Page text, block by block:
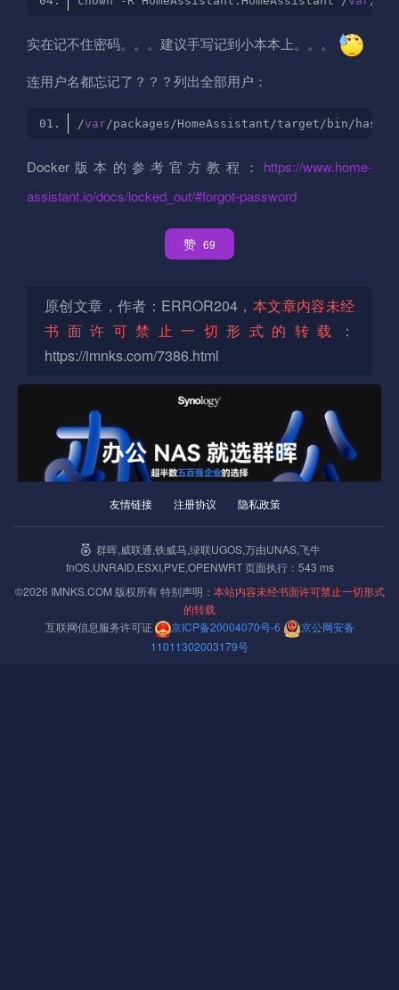
实在记不住密码。。。建议手写记到小本本上。。。
连用户名都忘记了？？？列出全部用户：
/var/packages/HomeAssistant/target/bin/
Docker版本的参考官方教程： https://www.home-
assistant.io/docs/locked_out/#forgot-password
赞 69
原创文章，作者：ERROR204， 本文章内容未经
书面许可禁止一切形式的转载
：
https://imnks.com/7386.html
教程 群晖 套件 HomeAssistant
群晖新套件：DPanel 轻量化的Docker面板 新增应用商店
【首发】群晖新套件：蒲公英智能组网 支持DSM7
友情链接 注册协议 隐私政策
群晖,威联通,铁威马,绿联UGOS,万由UNAS,飞牛
fnOS,UNRAID,ESXI,PVE,OPENWRT 页面执行：543 ms
©2026 IMNKS.COM 版权所有 特别声明： 本站内容未经书面许可禁止一切形式
的转载
互联网信息服务许可证
京ICP备20004070号-6
京公网安备
11011302003179号